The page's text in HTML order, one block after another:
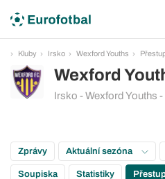
Kluby Irsko Wexford Youths
Wexford
Irsko - Wexford Youths
Zprávy Aktuální sezóna
Soupiska Statistiky